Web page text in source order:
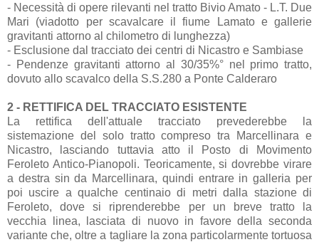
- Necessità di opere rilevanti nel tratto Bivio Amato - L.T. Due
Mari (viadotto per scavalcare il fiume Lamato e gallerie
gravitanti attorno al chilometro di lunghezza)
- Esclusione dal tracciato dei centri di Nicastro e Sambiase
- Pendenze gravitanti attorno al 30/35%° nel primo tratto,
dovuto allo scavalco della S.S.280 a Ponte Calderaro
2 - RETTIFICA DEL TRACCIATO ESISTENTE
La rettifica dell'attuale tracciato prevederebbe la
sistemazione del solo tratto compreso tra Marcellinara e
Nicastro, lasciando tuttavia atto il Posto di Movimento
Feroleto Antico-Pianopoli. Teoricamente, si dovrebbe virare
a destra sin da Marcellinara, quindi entrare in galleria per
poi uscire a qualche centinaio di metri dalla stazione di
Feroleto, dove si riprenderebbe per un breve tratto la
vecchia linea, lasciata di nuovo in favore della seconda
variante che, oltre a tagliare la zona particolarmente tortuosa